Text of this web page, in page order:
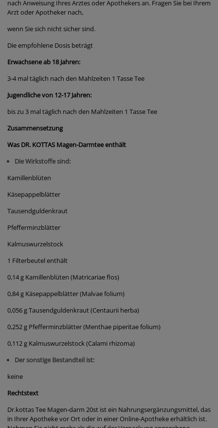
nach Anweisung Ihres Arztes oder Apothekers an. Fragen Sie bei Ihrem
Arzt oder Apotheker nach,
wenn Sie sich nicht sicher sind.
Die empfohlene Dosis beträgt
Erwachsene ab 18 Jahren:
3-4 mal täglich nach den Mahlzeiten 1 Tasse Tee
Jugendliche von 12-17 Jahren:
bis zu 3 mal täglich nach den Mahlzeiten 1 Tasse Tee
Zusammensetzung
Was DR. KOTTAS Magen-Darmtee enthält
Die Wirkstoffe sind:
Kamillenblüten
Käsepappelblätter
Tausendguldenkraut
Pfefferminzblätter
Kalmuswurzelstock
1 Filterbeutel enthält
0,14 g Kamillenblüten (Matricariae flos)
0,84 g Käsepappelblätter (Malvae folium)
0,056 g Tausendguldenkraut (Centaurii herba)
0,252 g Pfefferminzblätter (Menthae piperitae folium)
0,112 g Kalmuswurzelstock (Calami rhizoma)
Der sonstige Bestandteil ist:
keine
Rechtstext
Dr.kottas Tee Magen-darm 20st ist ein Nahrungsergänzungsmittel, das
in Ihrer Apotheke vor Ort oder in einer Online-Apotheke erhältlich ist.